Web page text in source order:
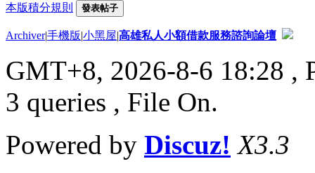
本版積分規則 發表帖子
Archiver|手機版|小黑屋|高雄私人小額借款服務諮詢論壇
GMT+8, 2026-8-6 18:28 ,
3 queries , File On.
Powered by Discuz! X3.3